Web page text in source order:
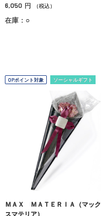
6,050 円 （税込）
在庫：○
OPポイント対象 ソーシャルギフト
ＭＡＸ ＭＡＴＥＲＩＡ（マック
スマテリア）